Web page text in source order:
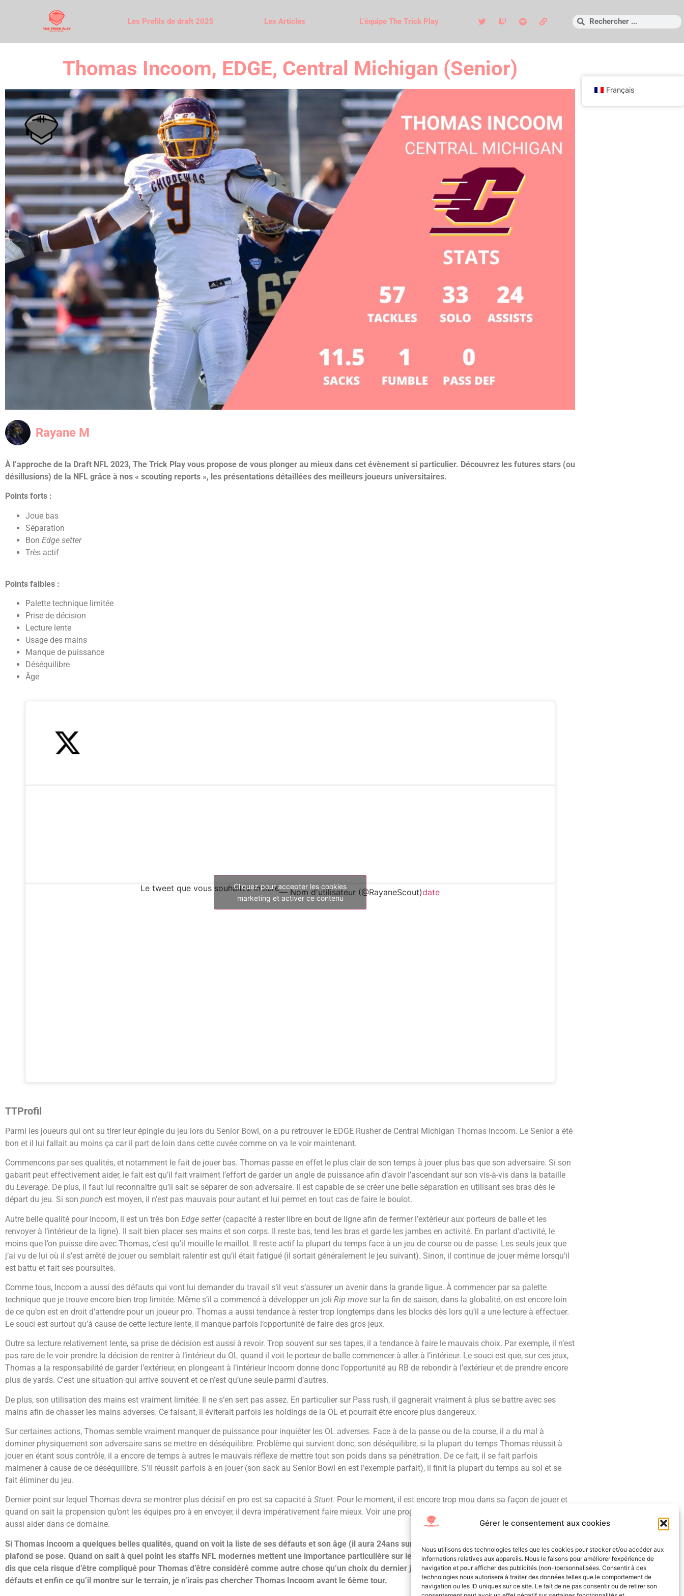
Gérer le consentement aux cookies
Nous utilisons des technologies telles que les cookies pour stocker et/ou accéder aux
informations relatives aux appareils. Nous le faisons pour améliorer l’expérience de
navigation et pour afficher des publicités (non-)personnalisées. Consentir à ces
technologies nous autorisera à traiter des données telles que le comportement de
navigation ou les ID uniques sur ce site. Le fait de ne pas consentir ou de retirer son
Les Profils de draft 2025 Les Articles L'équipe The Trick Play
Thomas Incoom, EDGE, Central Michigan (Senior)
Rayane M
À l’approche de la Draft NFL 2023, The Trick Play vous propose de vous plonger au mieux dans cet évènement si particulier. Découvrez les futures stars (ou
désillusions) de la NFL grâce à nos « scouting reports », les présentations détaillées des meilleurs joueurs universitaires.
Points forts :
Joue bas
Séparation
Bon Edge setter
Très actif
Points faibles :
Palette technique limitée
Prise de décision
Lecture lente
Usage des mains
Manque de puissance
Déséquilibre
Âge
Le tweet que vous souhaitez inclure— Nom d'utilisateur (@RayaneScout)date
Cliquez pour accepter les cookies
marketing et activer ce contenu
TTProfil
Parmi les joueurs qui ont su tirer leur épingle du jeu lors du Senior Bowl, on a pu retrouver le EDGE Rusher de Central Michigan Thomas Incoom. Le Senior a été
bon et il lui fallait au moins ça car il part de loin dans cette cuvée comme on va le voir maintenant.
Commencons par ses qualités, et notamment le fait de jouer bas. Thomas passe en effet le plus clair de son temps à jouer plus bas que son adversaire. Si son
gabarit peut effectivement aider, le fait est qu’il fait vraiment l’effort de garder un angle de puissance afin d’avoir l’ascendant sur son vis-à-vis dans la bataille
du Leverage. De plus, il faut lui reconnaître qu’il sait se séparer de son adversaire. Il est capable de se créer une belle séparation en utilisant ses bras dès le
départ du jeu. Si son punch est moyen, il n’est pas mauvais pour autant et lui permet en tout cas de faire le boulot.
Autre belle qualité pour Incoom, il est un très bon Edge setter(capacité à rester libre en bout de ligne afin de fermer l’extérieur aux porteurs de balle et les
renvoyer à l’intérieur de la ligne). Il sait bien placer ses mains et son corps. Il reste bas, tend les bras et garde les jambes en activité. En parlant d’activité, le
moins que l’on puisse dire avec Thomas, c’est qu’il mouille le maillot. Il reste actif la plupart du temps face à un jeu de course ou de passe. Les seuls jeux que
j’ai vu de lui où il s’est arrêté de jouer ou semblait ralentir est qu’il était fatigué (il sortait généralement le jeu suivant). Sinon, il continue de jouer même lorsqu’il
est battu et fait ses poursuites.
Comme tous, Incoom a aussi des défauts qui vont lui demander du travail s’il veut s’assurer un avenir dans la grande ligue. À commencer par sa palette
technique que je trouve encore bien trop limitée. Même s’il a commencé à développer un joli Rip move sur la fin de saison, dans la globalité, on est encore loin
de ce qu’on est en droit d’attendre pour un joueur pro. Thomas a aussi tendance à rester trop longtemps dans les blocks dès lors qu’il a une lecture à effectuer.
Le souci est surtout qu’à cause de cette lecture lente, il manque parfois l’opportunité de faire des gros jeux.
Outre sa lecture relativement lente, sa prise de décision est aussi à revoir. Trop souvent sur ses tapes, il a tendance à faire le mauvais choix. Par exemple, il n’est
pas rare de le voir prendre la décision de rentrer à l’intérieur du OL quand il voit le porteur de balle commencer à aller à l’intérieur. Le souci est que, sur ces jeux,
Thomas a la responsabilité de garder l’extérieur, en plongeant à l’intérieur Incoom donne donc l’opportunité au RB de rebondir à l’extérieur et de prendre encore
plus de yards. C’est une situation qui arrive souvent et ce n’est qu’une seule parmi d’autres.
De plus, son utilisation des mains est vraiment limitée. Il ne s’en sert pas assez. En particulier sur Pass rush, il gagnerait vraiment à plus se battre avec ses
mains afin de chasser les mains adverses. Ce faisant, il éviterait parfois les holdings de la OL et pourrait être encore plus dangereux.
Sur certaines actions, Thomas semble vraiment manquer de puissance pour inquiéter les OL adverses. Face à de la passe ou de la course, il a du mal à
dominer physiquement son adversaire sans se mettre en déséquilibre. Problème qui survient donc, son déséquilibre, si la plupart du temps Thomas réussit à
jouer en étant sous contrôle, il a encore de temps à autres le mauvais réflexe de mettre tout son poids dans sa pénétration. De ce fait, il se fait parfois
malmener à cause de ce déséquilibre. S’il réussit parfois à en jouer (son sack au Senior Bowl en est l’exemple parfait), il finit la plupart du temps au sol et se
fait éliminer du jeu.
Dernier point sur lequel Thomas devra se montrer plus décisif en pro est sa capacité à Stunt. Pour le moment, il est encore trop mou dans sa façon de jouer et
quand on sait la propension qu’ont les équipes pro à en envoyer, il devra impérativement faire mieux. Voir une progression sur sa palette technique pourrait
aussi aider dans ce domaine.
Si Thomas Incoom a quelques belles qualités, quand on voit la liste de ses défauts et son âge (il aura 24ans sur sa saison rookie, la question de son
plafond se pose. Quand on sait à quel point les staffs NFL modernes mettent une importance particulière sur le plafond et le potentiel des joueurs, je me
dis que cela risque d’être compliqué pour Thomas d’être considéré comme autre chose qu’un choix du dernier jour. Personnellement avec ses qualités, ses
défauts et enfin ce qu’il montre sur le terrain, je n’irais pas chercher Thomas Incoom avant le 6ème tour.
Français